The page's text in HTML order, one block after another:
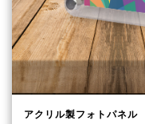
アクリル製フォトパネル